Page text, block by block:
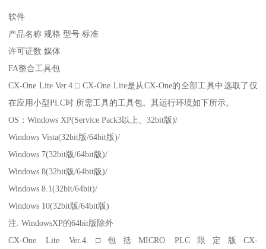
软件
产品名称 规格 型号 标准
许可证数 媒体
FA整合工具包
CX-One Lite Ver.4.□ CX-One Lite是从CX-One的全部工具中选取了仅
在应用小型PLC时 所需工具的工具包。其运行环境如下所示。
OS：Windows XP(Service Pack3以上、32bit版)/
Windows Vista(32bit版/64bit版)/
Windows 7(32bit版/64bit版)/
Windows 8(32bit版/64bit版)/
Windows 8.1(32bit/64bit)/
Windows 10(32bit版/64bit版)
注. WindowsXP的64bit版除外
CX-One Lite Ver.4.□包括MICRO PLC限定版CX-